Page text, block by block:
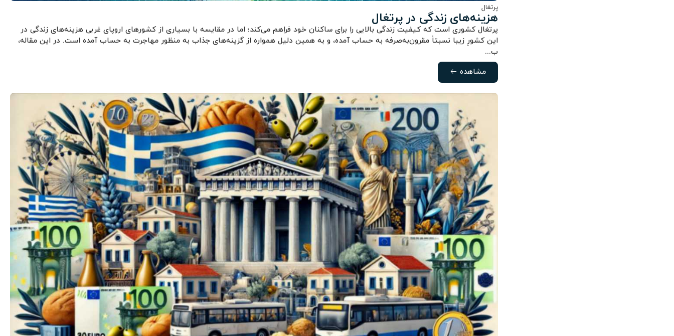
پرتغال
هزینه‌های زندگی در پرتغال
پرتغال کشوری است که کیفیت زندگی بالایی را برای ساکنان خود فراهم می‌کند؛ اما در مقایسه با بسیاری از کشورهای اروپای غربی هزینه‌های زندگی در
این کشورِ زیبا نسبتاً مقرون‌به‌صرفه به حساب آمده، و به همین دلیل همواره از گزینه‌های جذاب به منظور مهاجرت به حساب آمده است. در این مقاله،
ب...
مشاهده